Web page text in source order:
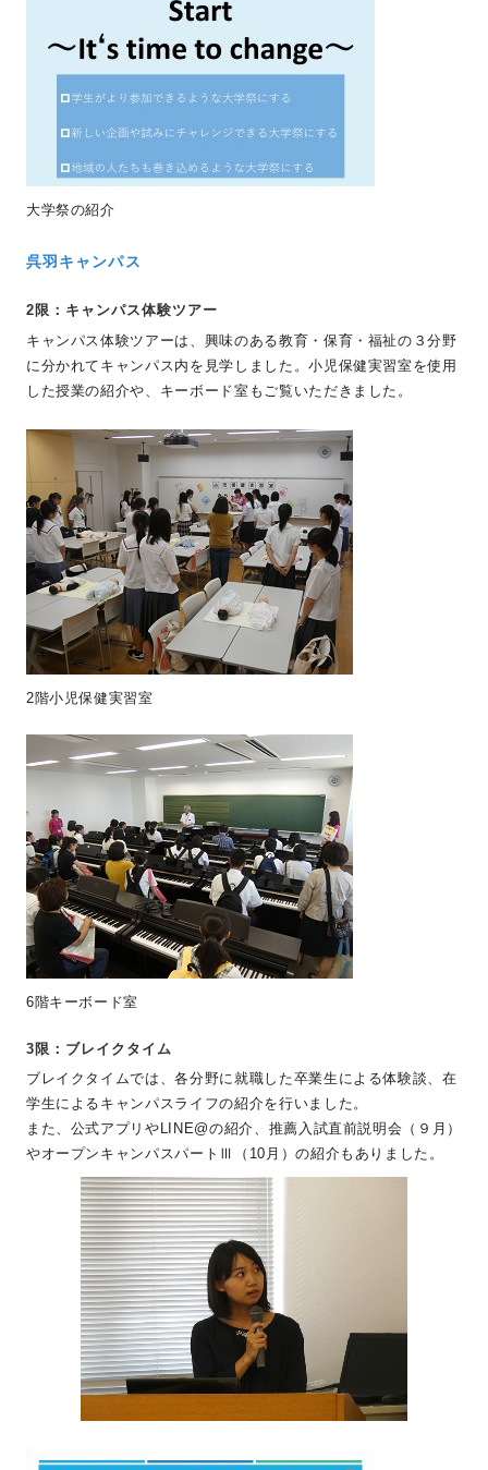
大学祭の紹介
呉羽キャンパス
2限：キャンパス体験ツアー
キャンパス体験ツアーは、興味のある教育・保育・福祉の３分野
に分かれてキャンパス内を見学しました。小児保健実習室を使用
した授業の紹介や、キーボード室もご覧いただきました。
2階小児保健実習室
6階キーボード室
3限：ブレイクタイム
ブレイクタイムでは、各分野に就職した卒業生による体験談、在
学生によるキャンパスライフの紹介を行いました。
また、公式アプリやLINE@の紹介、推薦入試直前説明会（９月）
やオープンキャンパスパートⅢ（10月）の紹介もありました。